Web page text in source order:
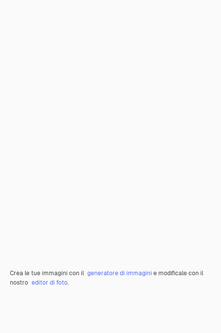
Crea le tue immagini con il generatore di immagini e modificale con il
nostro editor di foto.